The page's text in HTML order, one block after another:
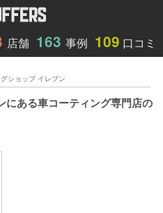
店舗 163 事例 109 口コミ
ショップ イレブン
にある車コーティング専門店の